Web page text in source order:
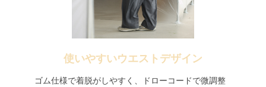
使いやすいウエストデザイン
ゴム仕様で着脱がしやすく、ドローコードで微調整